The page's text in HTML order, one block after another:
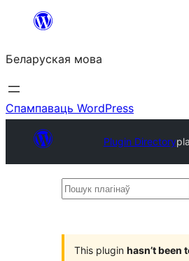
Перайсці
змесціва
Беларуская мова
Спампаваць WordPress
Plugin Directory
Пошук
This plugin hasn’t been